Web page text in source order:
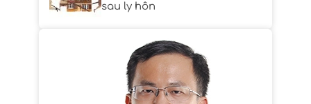
sau ly hôn